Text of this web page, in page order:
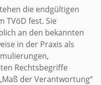
die endgültigen
TVöD fest. Sie
an den bekannten
in der Praxis als
Rechtsbegriffe
der Verantwortung“